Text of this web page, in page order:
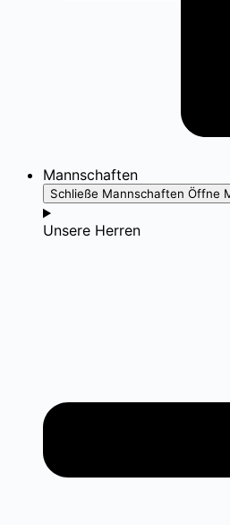
Mannschaften
Schließe Mannschaften Öffne
Unsere Herren